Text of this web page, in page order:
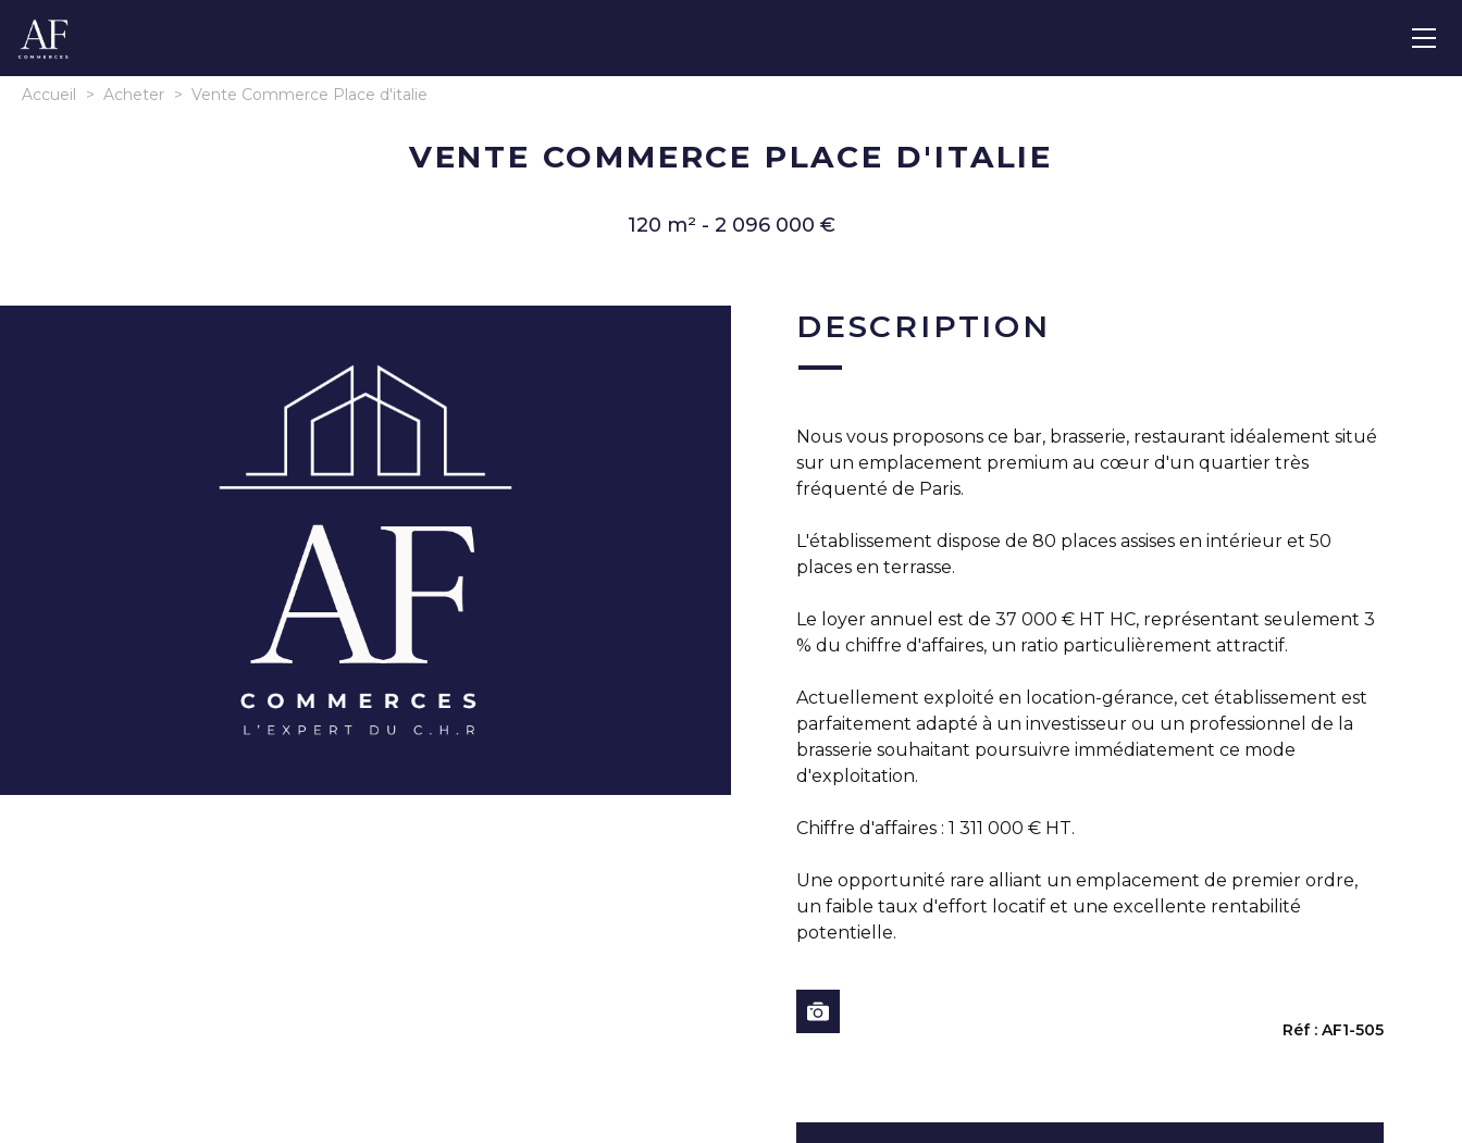
Accueil > Acheter > Vente Commerce Place d'italie
VENTE COMMERCE PLACE D'ITALIE
120 m² - 2 096 000 €
DESCRIPTION
Nous vous proposons ce bar, brasserie, restaurant idéalement situé
sur un emplacement premium au cœur d'un quartier très
fréquenté de Paris.
L'établissement dispose de 80 places assises en intérieur et 50
places en terrasse.
Le loyer annuel est de 37 000 € HT HC, représentant seulement 3
% du chiffre d'affaires, un ratio particulièrement attractif.
Actuellement exploité en location-gérance, cet établissement est
parfaitement adapté à un investisseur ou un professionnel de la
brasserie souhaitant poursuivre immédiatement ce mode
d'exploitation.
Chiffre d'affaires : 1 311 000 € HT.
Une opportunité rare alliant un emplacement de premier ordre,
un faible taux d'effort locatif et une excellente rentabilité
potentielle.
Réf : AF1-505